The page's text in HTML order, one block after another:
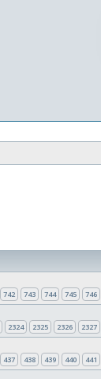
742 743 744 745 746
2324 2325 2326 2327
437 438 439 440 441